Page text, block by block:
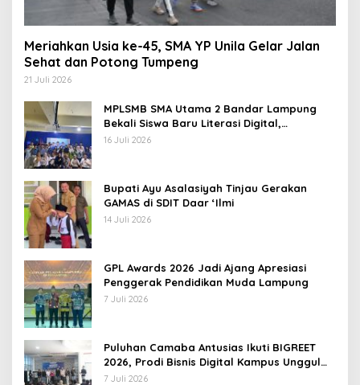
Meriahkan Usia ke-45, SMA YP Unila Gelar Jalan
Sehat dan Potong Tumpeng
21 Juli 2026
MPLSMB SMA Utama 2 Bandar Lampung
Bekali Siswa Baru Literasi Digital,
Jurnalistik, dan Etika Bermedia Sosial
16 Juli 2026
Bupati Ayu Asalasiyah Tinjau Gerakan
GAMAS di SDIT Daar ‘Ilmi
14 Juli 2026
GPL Awards 2026 Jadi Ajang Apresiasi
Penggerak Pendidikan Muda Lampung
7 Juli 2026
Puluhan Camaba Antusias Ikuti BIGREET
2026, Prodi Bisnis Digital Kampus Unggul
IIB Darmajaya Hadirkan Deretan
7 Juli 2026